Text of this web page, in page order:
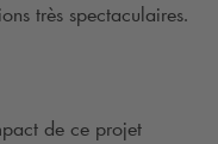
très spectaculaires.
de ce projet